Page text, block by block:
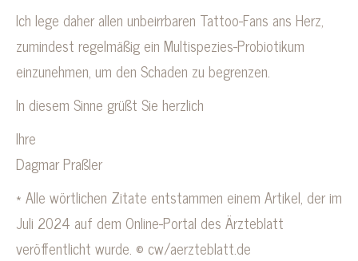
Ich lege daher allen unbeirrbaren Tattoo-Fans ans Herz,
zumindest regelmäßig ein Multispezies-Probiotikum
einzunehmen, um den Schaden zu begrenzen.
In diesem Sinne grüßt Sie herzlich
Ihre
Dagmar Praßler
* Alle wörtlichen Zitate entstammen einem Artikel, der im
Juli 2024 auf dem Online-Portal des Ärzteblatt
veröffentlicht wurde. © cw/aerzteblatt.de